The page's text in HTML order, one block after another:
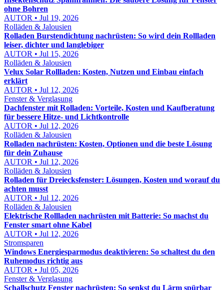
ohne Bohren
AUTOR • Jul 19, 2026
Rolläden & Jalousien
Rolladen Burstendichtung nachrüsten: So wird dein Rollladen
leiser, dichter und langlebiger
AUTOR • Jul 15, 2026
Rolläden & Jalousien
Velux Solar Rollladen: Kosten, Nutzen und Einbau einfach
erklärt
AUTOR • Jul 12, 2026
Fenster & Verglasung
Dachfenster mit Rolladen: Vorteile, Kosten und Kaufberatung
für bessere Hitze- und Lichtkontrolle
AUTOR • Jul 12, 2026
Rolläden & Jalousien
Rolladen nachrüsten: Kosten, Optionen und die beste Lösung
für dein Zuhause
AUTOR • Jul 12, 2026
Rolläden & Jalousien
Rolladen für Dreiecksfenster: Lösungen, Kosten und worauf du
achten musst
AUTOR • Jul 12, 2026
Rolläden & Jalousien
Elektrische Rollladen nachrüsten mit Batterie: So machst du
Fenster smart ohne Kabel
AUTOR • Jul 12, 2026
Stromsparen
Windows Energiesparmodus deaktivieren: So schaltest du den
Ruhemodus richtig aus
AUTOR • Jul 05, 2026
Fenster & Verglasung
Schallschutz Fenster nachrüsten: So senkst du Lärm spürbar